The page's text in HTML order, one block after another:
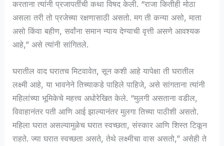
करताना त्यांनी प्रजापतींची कथा विषद केली. “राजा कितीही मोठा
असला तरी तो प्रजेच्या रक्षणासाठी असतो. मग ती कन्या असो, माता
असो किंवा बहीण, सर्वांना समान न्याय देण्याची वृत्ती असणे आवश्यक
आहे,” असे त्यांनी सांगितले.
घरातील वाद घरातच मिटवावेत, सून कशी आहे यापेक्षा ती घरातील
लक्ष्मी आहे, या भावनेने तिच्याकडे पाहिले पाहिजे, असे सांगताना त्यांनी
महिलांच्या भूमिकेचे महत्त्व अधोरेखित केले. “मुलगी असताना वडील,
विवाहानंतर पती आणि आई झाल्यानंतर मुलगा तिच्या पाठीशी असतो.
महिला घरात असल्यामुळेच घरात स्वच्छता, संस्कार आणि शिस्त टिकून
राहते. ज्या घरात स्वच्छता असते, तेथे लक्ष्मीचा वास असतो,” असेही ते